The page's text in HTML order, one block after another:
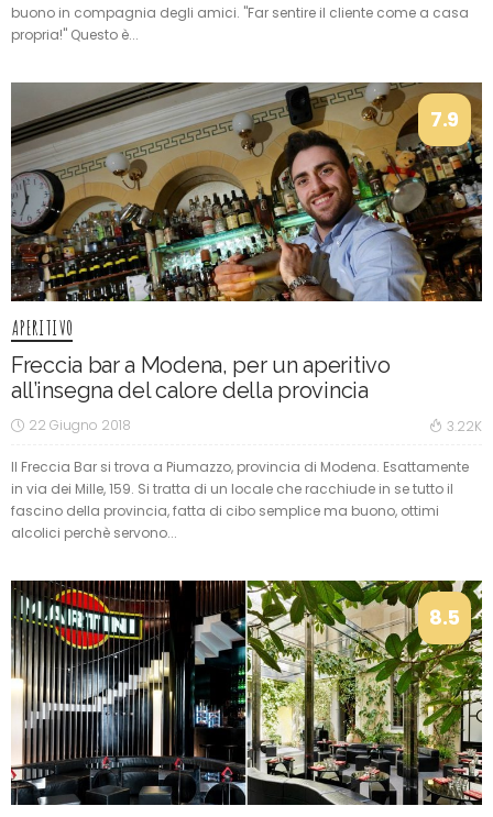
buono in compagnia degli amici. "Far sentire il cliente come a casa
propria!" Questo è...
7.9
APERITIVO
Freccia bar a Modena, per un aperitivo
all’insegna del calore della provincia
22 Giugno 2018 3.22K
Il Freccia Bar si trova a Piumazzo, provincia di Modena. Esattamente
in via dei Mille, 159. Si tratta di un locale che racchiude in se tutto il
fascino della provincia, fatta di cibo semplice ma buono, ottimi
alcolici perchè servono...
8.5